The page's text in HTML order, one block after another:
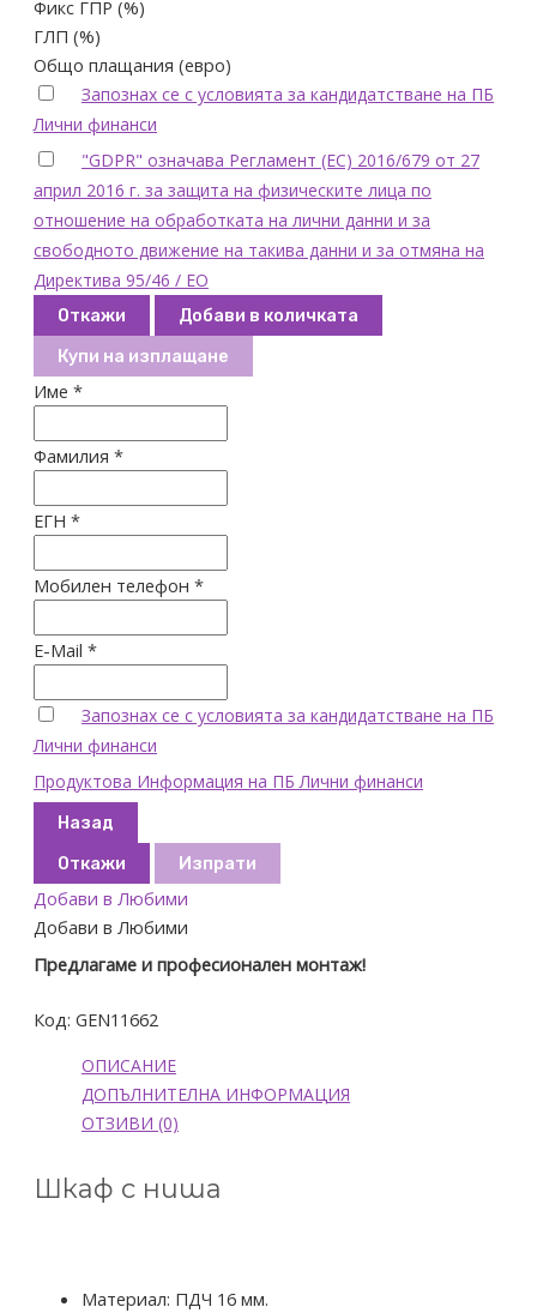
Фикс ГПР (%)
ГЛП (%)
Общо плащания (евро)
Запознах се с условията за кандидатстване на ПБ
Лични финанси
"GDPR" означава Регламент (ЕС) 2016/679 от 27
април 2016 г. за защита на физическите лица по
отношение на обработката на лични данни и за
свободното движение на такива данни и за отмяна на
Директива 95/46 / ЕО
Откажи
Добави в количката
Купи на изплащане
Име *
Фамилия *
ЕГН *
Мобилен телефон *
E-Mail *
Запознах се с условията за кандидатстване на ПБ
Лични финанси
Продуктова Информация на ПБ Лични финанси
Назад
Откажи
Изпрати
Добави в Любими
Добави в Любими
Предлагаме и професионален монтаж!
Код: GEN11662
ОПИСАНИЕ
ДОПЪЛНИТЕЛНА ИНФОРМАЦИЯ
ОТЗИВИ (0)
Шкаф с ниша
Материал: ПДЧ 16 мм.